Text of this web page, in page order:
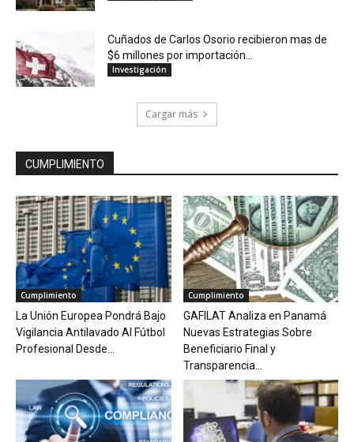
Cuñados de Carlos Osorio recibieron mas de
$6 millones por importación...
Investigación
Cargar más
CUMPLIMIENTO
Cumplimiento
La Unión Europea Pondrá Bajo
Vigilancia Antilavado Al Fútbol
Profesional Desde...
Cumplimiento
GAFILAT Analiza en Panamá
Nuevas Estrategias Sobre
Beneficiario Final y
Transparencia...